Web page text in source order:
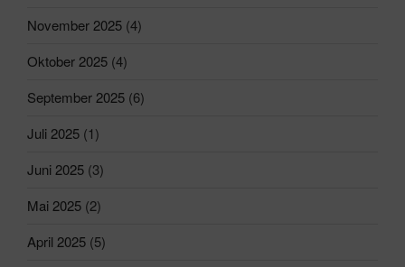
November 2025 (4)
Oktober 2025 (4)
September 2025 (6)
Juli 2025 (1)
Juni 2025 (3)
Mai 2025 (2)
April 2025 (5)